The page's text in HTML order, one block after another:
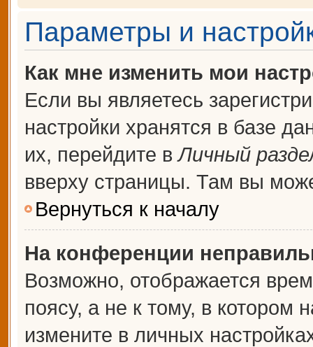
Параметры и
Как мне изменить мои
Если вы являетесь
настройки хранятся в базе
их, перейдите вЛичный
вверху страницы. Там вы
Вернуться к началу
На конференции
Возможно, отображается
поясу, а не к тому, в котором
измените в личных